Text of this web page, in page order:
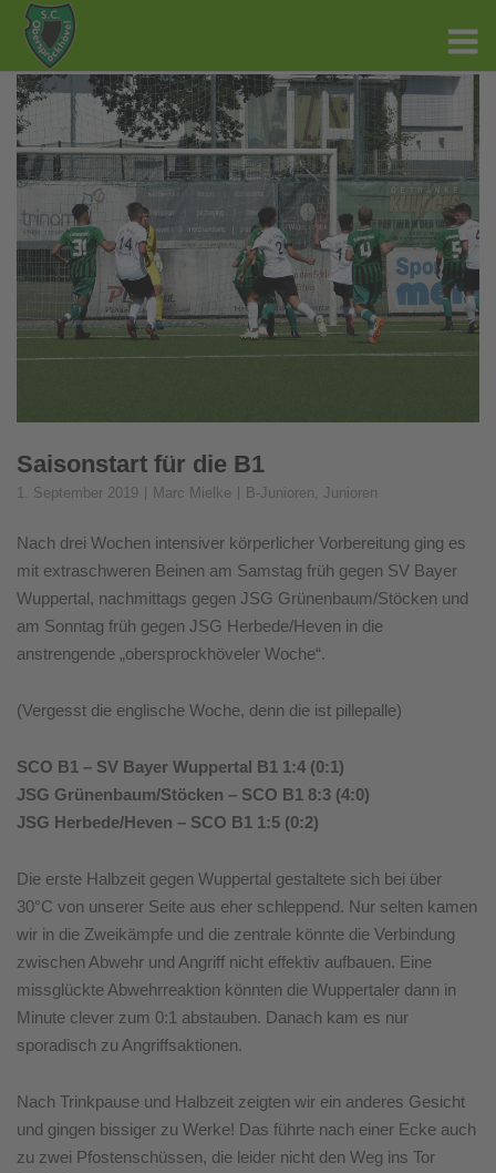
Saisonstart für die B1
1. September 2019 Marc Mielke B-Junioren Junioren
Nach drei Wochen intensiver körperlicher Vorbereitung ging es
mit extraschweren Beinen am Samstag früh gegen SV Bayer
Wuppertal, nachmittags gegen JSG Grünenbaum/Stöcken und
am Sonntag früh gegen JSG Herbede/Heven in die
anstrengende „obersprockhöveler Woche“.
(Vergesst die englische Woche, denn die ist pillepalle)
SCO B1 – SV Bayer Wuppertal B1 1:4 (0:1)
JSG Grünenbaum/Stöcken – SCO B1 8:3 (4:0)
JSG Herbede/Heven – SCO B1 1:5 (0:2)
Die erste Halbzeit gegen Wuppertal gestaltete sich bei über
30°C von unserer Seite aus eher schleppend. Nur selten kamen
wir in die Zweikämpfe und die zentrale könnte die Verbindung
zwischen Abwehr und Angriff nicht effektiv aufbauen. Eine
missglückte Abwehrreaktion könnten die Wuppertaler dann in
Minute clever zum 0:1 abstauben. Danach kam es nur
sporadisch zu Angriffsaktionen.
Nach Trinkpause und Halbzeit zeigten wir ein anderes Gesicht
und gingen bissiger zu Werke! Das führte nach einer Ecke auch
zu zwei Pfostenschüssen, die leider nicht den Weg ins Tor